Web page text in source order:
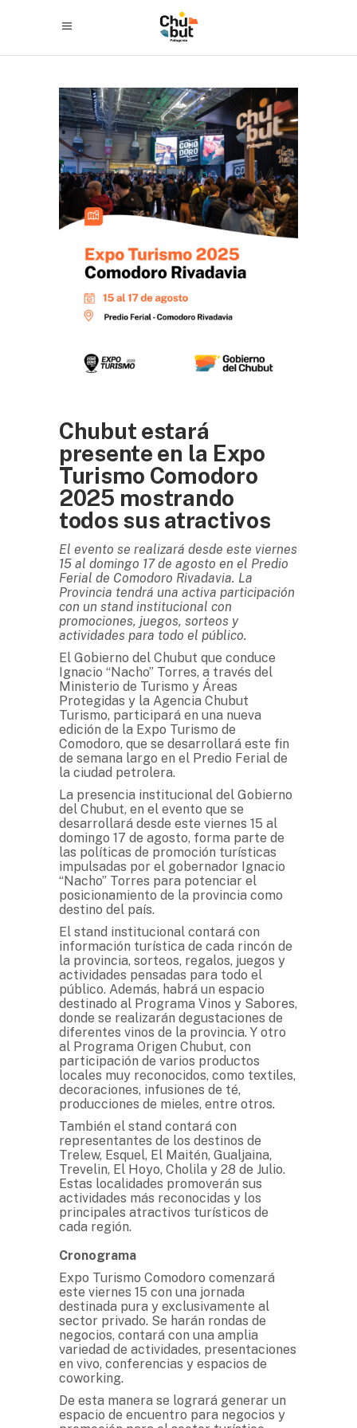
Chubut estará
presente en la Expo
Turismo Comodoro
2025 mostrando
todos sus atractivos
El evento se realizará desde este viernes
15 al domingo 17 de agosto en el Predio
Ferial de Comodoro Rivadavia. La
Provincia tendrá una activa participación
con un stand institucional con
promociones, juegos, sorteos y
actividades para todo el público.
El Gobierno del Chubut que conduce
Ignacio “Nacho” Torres, a través del
Ministerio de Turismo y Áreas
Protegidas y la Agencia Chubut
Turismo, participará en una nueva
edición de la Expo Turismo de
Comodoro, que se desarrollará este fin
de semana largo en el Predio Ferial de
la ciudad petrolera.
La presencia institucional del Gobierno
del Chubut, en el evento que se
desarrollará desde este viernes 15 al
domingo 17 de agosto, forma parte de
las políticas de promoción turísticas
impulsadas por el gobernador Ignacio
“Nacho” Torres para potenciar el
posicionamiento de la provincia como
destino del país.
El stand institucional contará con
información turística de cada rincón de
la provincia, sorteos, regalos, juegos y
actividades pensadas para todo el
público. Además, habrá un espacio
destinado al Programa Vinos y Sabores,
donde se realizarán degustaciones de
diferentes vinos de la provincia. Y otro
al Programa Origen Chubut, con
participación de varios productos
locales muy reconocidos, como textiles,
decoraciones, infusiones de té,
producciones de mieles, entre otros.
También el stand contará con
representantes de los destinos de
Trelew, Esquel, El Maitén, Gualjaina,
Trevelin, El Hoyo, Cholila y 28 de Julio.
Estas localidades promoverán sus
actividades más reconocidas y los
principales atractivos turísticos de
cada región.
Cronograma
Expo Turismo Comodoro comenzará
este viernes 15 con una jornada
destinada pura y exclusivamente al
sector privado. Se harán rondas de
negocios, contará con una amplia
variedad de actividades, presentaciones
en vivo, conferencias y espacios de
coworking.
De esta manera se logrará generar un
espacio de encuentro para negocios y